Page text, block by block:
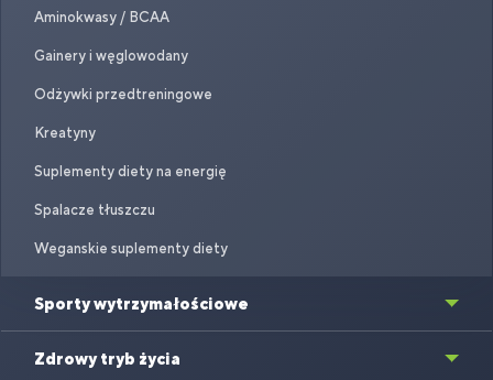
Aminokwasy / BCAA
Gainery i węglowodany
Odżywki przedtreningowe
Kreatyny
Suplementy diety na energię
Spalacze tłuszczu
Weganskie suplementy diety
Sporty wytrzymałościowe
Zdrowy tryb życia